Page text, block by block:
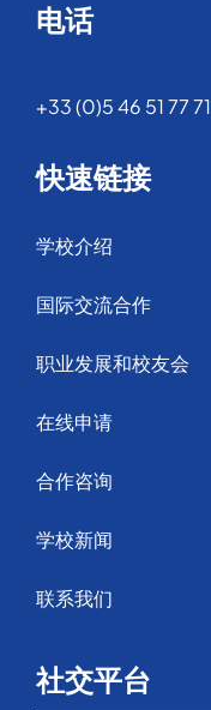
电话
+33 (0)5 46 51 77 71
快速链接
学校介绍
国际交流合作
职业发展和校友会
在线申请
合作咨询
学校新闻
联系我们
社交平台